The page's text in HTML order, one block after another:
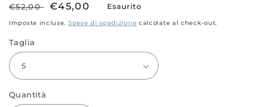
modale
Prezzo
di
€52,00
Prezzo
scontato
€45,00 Esaurito
Imposte incluse. Spese di spedizione calcolate al check-out.
Taglia
Quantità